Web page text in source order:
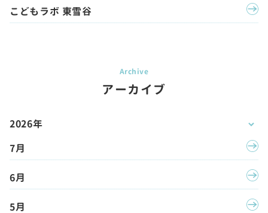
こどもラボ 東雪谷
アーカイブ
2026年
7月
6月
5月